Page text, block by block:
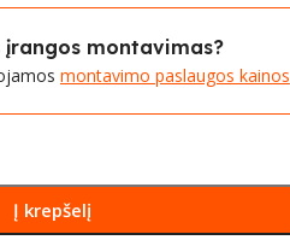
montavimas?
montavimo paslaugos kainos
Į krepšelį